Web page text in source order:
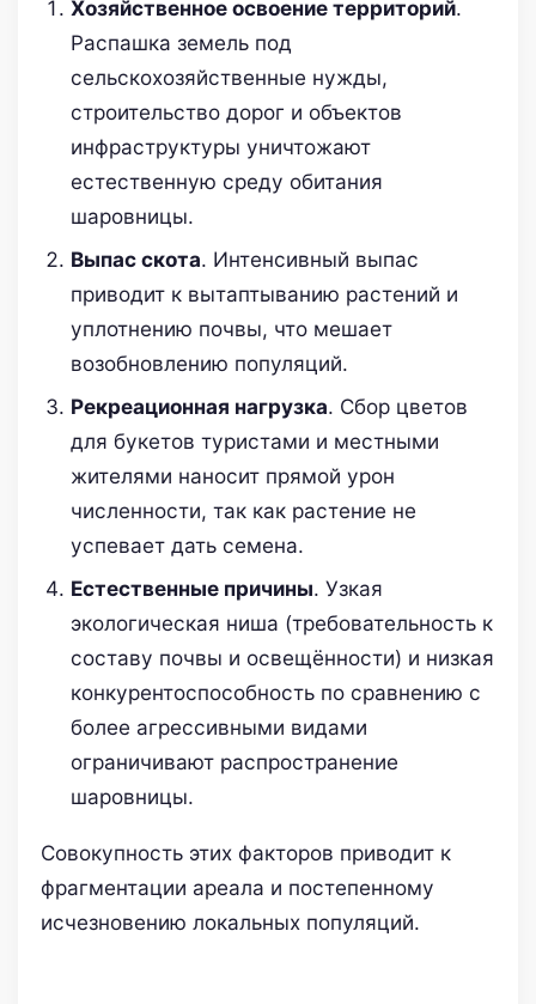
Хозяйственное освоение территорий.
Распашка земель под
сельскохозяйственные нужды,
строительство дорог и объектов
инфраструктуры уничтожают
естественную среду обитания
шаровницы.
Выпас скота. Интенсивный выпас
приводит к вытаптыванию растений и
уплотнению почвы, что мешает
возобновлению популяций.
Рекреационная нагрузка. Сбор цветов
для букетов туристами и местными
жителями наносит прямой урон
численности, так как растение не
успевает дать семена.
Естественные причины. Узкая
экологическая ниша (требовательность к
составу почвы и освещённости) и низкая
конкурентоспособность по сравнению с
более агрессивными видами
ограничивают распространение
шаровницы.
Совокупность этих факторов приводит к
фрагментации ареала и постепенному
исчезновению локальных популяций.